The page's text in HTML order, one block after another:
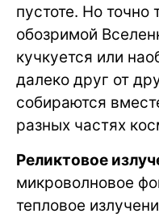
пустоте. Но точно
обозримой
кучкуется или
далеко друг от
собираются
разных частях
Реликтовое
микроволновое
тепловое